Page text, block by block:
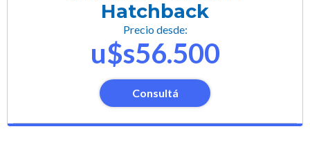
Hatchback
Precio desde:
u$s56.500
Consultá